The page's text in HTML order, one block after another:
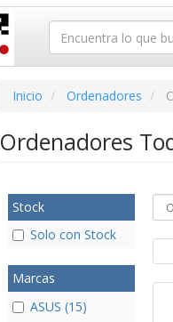
Inicio Ordenadores
Ordenadores
Stock
Solo con Stock
Marcas
ASUS (15)